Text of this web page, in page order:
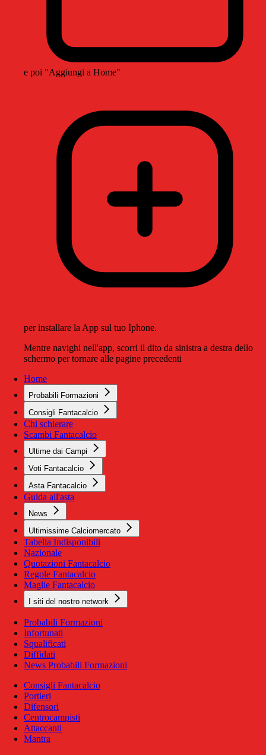
e poi "Aggiungi a Home"
per installare la App sul tuo Iphone.
Mentre navighi nell'app, scorri il dito da sinistra a destra dello
schermo per tornare alle pagine precedenti
Home
Probabili Formazioni
Consigli Fantacalcio
Chi schierare
Scambi Fantacalcio
Ultime dai Campi
Voti Fantacalcio
Asta Fantacalcio
Guida all'asta
News
Ultimissime Calciomercato
Tabella Indisponibili
Nazionale
Quotazioni Fantacalcio
Regole Fantacalcio
Maglie Fantacalcio
I siti del nostro network
Probabili Formazioni
Infortunati
Squalificati
Diffidati
News Probabili Formazioni
Consigli Fantacalcio
Portieri
Difensori
Centrocampisti
Attaccanti
Mantra